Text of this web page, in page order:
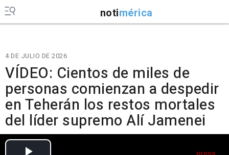
notimérica
4 DE JULIO DE 2026
VÍDEO: Cientos de miles de
personas comienzan a despedir
en Teherán los restos mortales
del líder supremo Alí Jamenei